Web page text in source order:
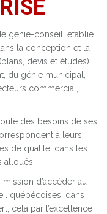
génie-conseil, établie
la conception et la
devis et études)
du génie municipal,
commercial,
des besoins de ses
à leurs
de qualité, dans les
alloués.
d’accéder au
québécoises, dans
cela par l’excellence